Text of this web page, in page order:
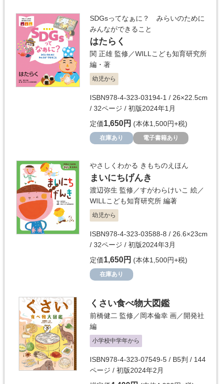
SDGsってなぁに？ みらいのために
みんなができること
はたらく
関 正雄 監修／WILLこども知育研究所
編・著
幼児から
ISBN978-4-323-03194-1 / 26×22.5cm
/ 32ページ / 初版2024年1月
定価1,650円 (本体1,500円+税)
在庫あり 電子書籍あり
やさしくわかる きもちのえほん
まいにちげんき
渡辺弥生 監修／すがわらけいこ 絵／
WILLこども知育研究所 編著
幼児から
ISBN978-4-323-03588-8 / 26.6×23cm
/ 32ページ / 初版2024年3月
定価1,650円 (本体1,500円+税)
在庫あり
くさい食べ物大図鑑
前橋健二 監修／ 岡本倫幸 画／ 開発社
編
小学校中学年から
ISBN978-4-323-07549-5 / B5判 / 144
ページ / 初版2024年2月